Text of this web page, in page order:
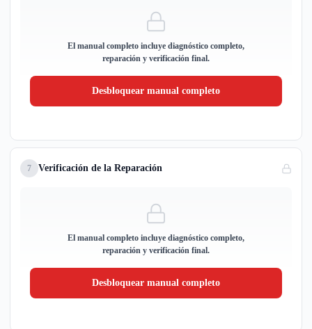
El manual completo incluye diagnóstico completo,
reparación y verificación final.
Desbloquear manual completo
7 Verificación de la Reparación
El manual completo incluye diagnóstico completo,
reparación y verificación final.
Desbloquear manual completo